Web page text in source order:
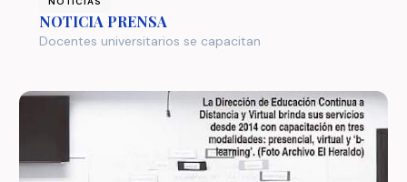
NOTICIA PRENSA
Docentes universitarios se capacitan